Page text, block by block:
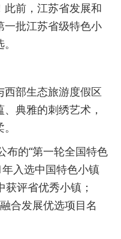
前，江苏省发展和
一批江苏省级特色小
部生态旅游度假区
典雅的刺绣艺术，
的“第一轮全国特色
入选中国特色小镇
评省优秀小镇；
合发展优选项目名